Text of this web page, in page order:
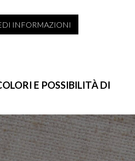
INFORMAZIONI
E POSSIBILITÀ DI